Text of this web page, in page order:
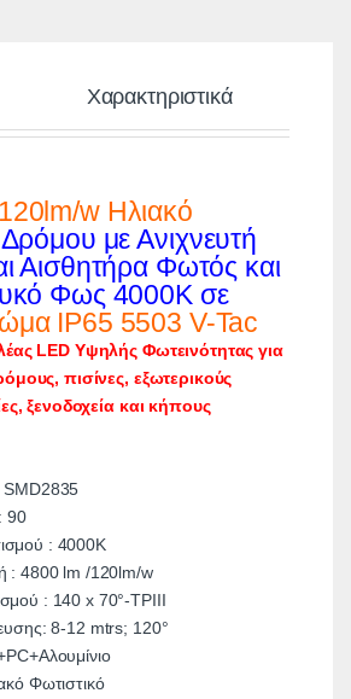
Χαρακτηριστικά
w Ηλιακό
Δρόμου με Ανιχνευτή
Αισθητήρα Φωτός και
Φως 4000K σε
IP65 5503 V-Tac
LED Υψηλής Φωτεινότητας για
πισίνες, εξωτερικούς
ξενοδοχεία και κήπους
90
: 4000K
: 4800 lm /120lm/w
: 140 x 70°-TPIII
8-12 mtrs; 120°
Φωτιστικό